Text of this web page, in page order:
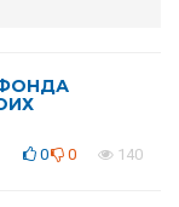
0 0 140